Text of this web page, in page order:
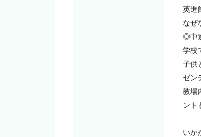
英進
なぜ
◎中
学校
子供
ゼン
教場
ント
いか